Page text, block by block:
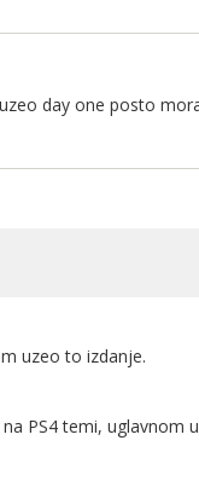
day one posto
uzeo to izdanje.
PS4 temi, uglavnom